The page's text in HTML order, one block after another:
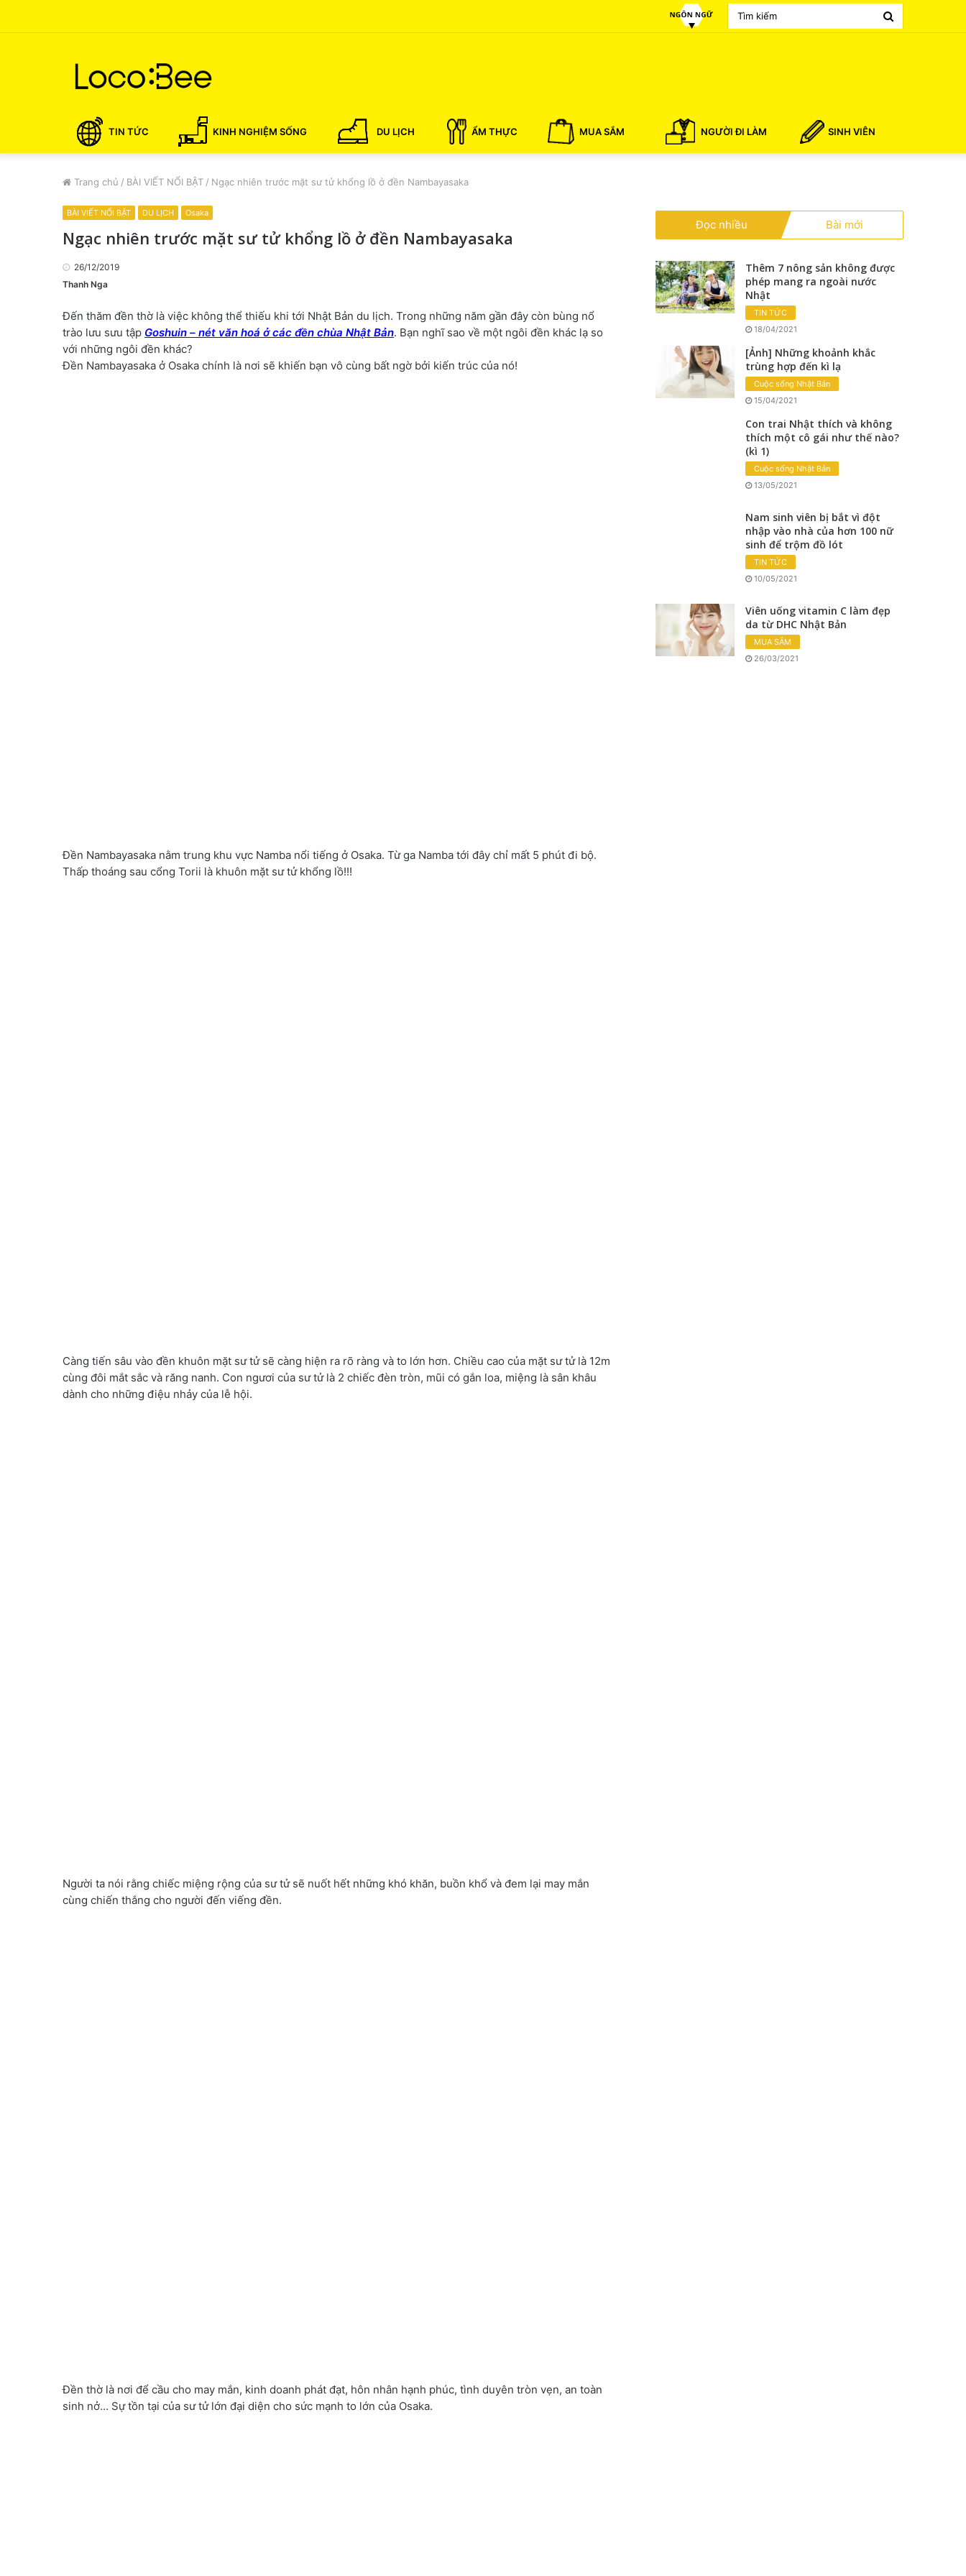
TIN TỨC KINH NGHIỆM SỐNG DU LỊCH ẨM THỰC MUA SẮM NGƯỜI ĐI LÀM SINH VIÊN
Trang chủ / BÀI VIẾT NỔI BẬT / Ngạc nhiên trước mặt sư tử khổng lồ ở đền Nambayasaka
BÀI VIẾT NỔI BẬT DU LỊCH Osaka
Ngạc nhiên trước mặt sư tử khổng lồ ở đền Nambayasaka
26/12/2019
Thanh Nga
Đến thăm đền thờ là việc không thể thiếu khi tới Nhật Bản du lịch. Trong những năm gần đây còn bùng nổ
trào lưu sưu tập Goshuin – nét văn hoá ở các đền chùa Nhật Bản. Bạn nghĩ sao về một ngôi đền khác lạ so
với những ngôi đền khác?
Đền Nambayasaka ở Osaka chính là nơi sẽ khiến bạn vô cùng bất ngờ bởi kiến trúc của nó!
Đền Nambayasaka nằm trung khu vực Namba nổi tiếng ở Osaka. Từ ga Namba tới đây chỉ mất 5 phút đi bộ.
Thấp thoáng sau cổng Torii là khuôn mặt sư tử khổng lồ!!!
Càng tiến sâu vào đền khuôn mặt sư tử sẽ càng hiện ra rõ ràng và to lớn hơn. Chiều cao của mặt sư tử là 12m
cùng đôi mắt sắc và răng nanh. Con ngươi của sư tử là 2 chiếc đèn tròn, mũi có gắn loa, miệng là sân khâu
dành cho những điệu nhảy của lễ hội.
Người ta nói rằng chiếc miệng rộng của sư tử sẽ nuốt hết những khó khăn, buồn khổ và đem lại may mắn
cùng chiến thắng cho người đến viếng đền.
Đền thờ là nơi để cầu cho may mắn, kinh doanh phát đạt, hôn nhân hạnh phúc, tình duyên tròn vẹn, an toàn
sinh nở… Sự tồn tại của sư tử lớn đại diện cho sức mạnh to lớn của Osaka.
Đọc nhiều Bài mới
Thêm 7 nông sản không được
phép mang ra ngoài nước
Nhật
TIN TỨC
18/04/2021
[Ảnh] Những khoảnh khắc
trùng hợp đến kì lạ
Cuộc sống Nhật Bản
15/04/2021
Con trai Nhật thích và không
thích một cô gái như thế nào?
(kì 1)
Cuộc sống Nhật Bản
13/05/2021
Nam sinh viên bị bắt vì đột
nhập vào nhà của hơn 100 nữ
sinh để trộm đồ lót
TIN TỨC
10/05/2021
Viên uống vitamin C làm đẹp
da từ DHC Nhật Bản
MUA SẮM
26/03/2021